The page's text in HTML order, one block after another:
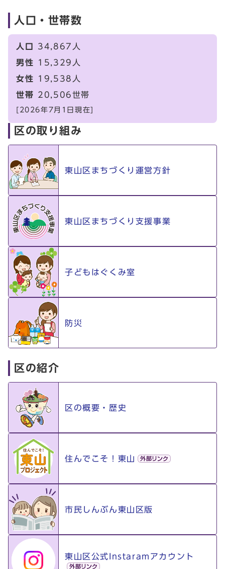
人口・世帯数
人口
34,867人
男性
15,329人
女性
19,538人
世帯
20,506世帯
[2026年7月1日現在]
区の取り組み
東山区まちづくり運営方針
東山区まちづくり支援事業
子どもはぐくみ室
防災
区の紹介
区の概要・歴史
住んでこそ！東山
市民しんぶん東山区版
東山区公式Instaramアカウント